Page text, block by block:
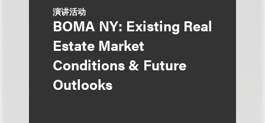
演讲活动
BOMA NY: Existing Real
Estate Market
Conditions & Future
Outlooks